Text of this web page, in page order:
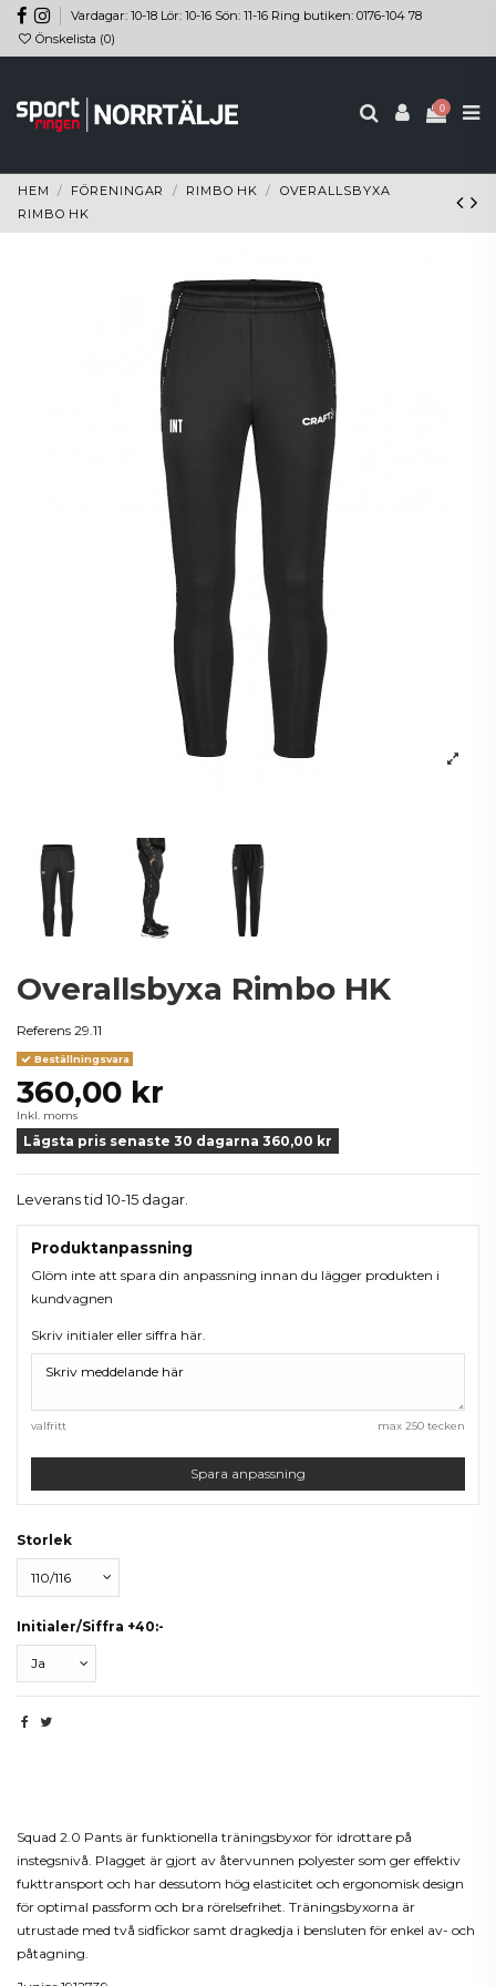
Vardagar: 10-18 Lör: 10-16 Sön: 11-16 Ring butiken: 0176-104 78
Önskelista (0)
0
HEM FÖRENINGAR RIMBO HK
OVERALLSBYXA
RIMBO HK
Overallsbyxa Rimbo HK
Referens 29.11
Beställningsvara
360,00 kr
Inkl. moms
Lägsta pris senaste 30 dagarna 360,00 kr
Leverans tid 10-15 dagar.
Produktanpassning
Glöm inte att spara din anpassning innan du lägger produkten i
kundvagnen
Skriv initialer eller siffra här.
valfritt max 250 tecken
Spara anpassning
Storlek
Initialer/Siffra +40:-
Squad 2.0 Pants är funktionella träningsbyxor för idrottare på
instegsnivå. Plagget är gjort av återvunnen polyester som ger effektiv
fukttransport och har dessutom hög elasticitet och ergonomisk design
för optimal passform och bra rörelsefrihet. Träningsbyxorna är
utrustade med två sidfickor samt dragkedja i bensluten för enkel av- och
påtagning.